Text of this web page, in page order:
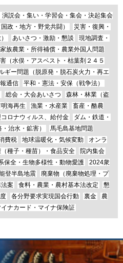
演説会・集い・学習会・集会・決起集会
政・地方・野党共闘）
災害・復興・
あいさつ・激励・懇談
現地調査・
族農業・所得補償・農業外国人問題
（水俣・アスベスト・枯葉剤２４５
ギー問題（脱原発・脱石炭火力・再エ
通信
平和・憲法・安保（戦争法）
総会・大会あいさつ
森林・林業（盗
海再生 漁業・水産業
畜産・酪農
ロナウィルス、給付金
ダム・鉄道・
治水・鉱害）
馬毛島基地問題
費税 地球温暖化・気候変動
オンラ
種子・種苗）・食品安全
院内集会
保全・生物多様性・動物愛護
2024衆
登半島地震
廃棄物（廃棄物処理・プ
案 食料・農業・農村基本法改定
懇
各分野要求実現国会行動 裏金
農
イナカード・マイナ保険証